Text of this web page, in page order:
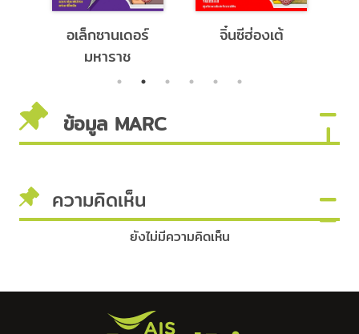
อเล็กซานเดอร์
มหาราช
จิ๋นซีฮ่องเต้
ข้อมูล MARC
ความคิดเห็น
ยังไม่มีความคิดเห็น